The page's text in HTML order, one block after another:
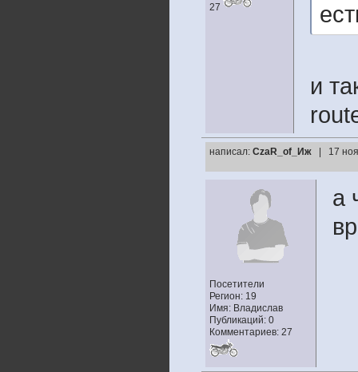
27
и
написал: CzaR_of_Иж | 17
Посетители
Регион: 19
Имя: Владислав
Публикаций: 0
Комментариев: 27
а